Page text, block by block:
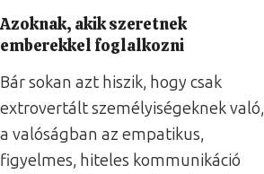
Azoknak, akik szeretnek
emberekkel foglalkozni
Bár sokan azt hiszik, hogy csak
extrovertált személyiségeknek való,
a valóságban az empatikus,
figyelmes, hiteles kommunikáció